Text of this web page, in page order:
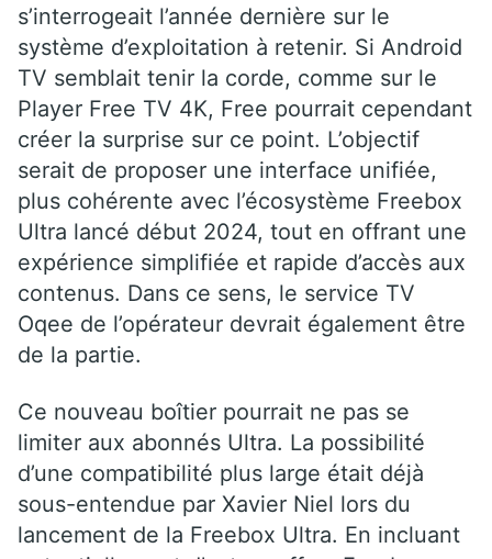
s’interrogeait l’année dernière sur le
système d’exploitation à retenir. Si Android
TV semblait tenir la corde, comme sur le
Player Free TV 4K, Free pourrait cependant
créer la surprise sur ce point. L’objectif
serait de proposer une interface unifiée,
plus cohérente avec l’écosystème Freebox
Ultra lancé début 2024, tout en offrant une
expérience simplifiée et rapide d’accès aux
contenus. Dans ce sens, le service TV
Oqee de l’opérateur devrait également être
de la partie.
Ce nouveau boîtier pourrait ne pas se
limiter aux abonnés Ultra. La possibilité
d’une compatibilité plus large était déjà
sous-entendue par Xavier Niel lors du
lancement de la Freebox Ultra. En incluant